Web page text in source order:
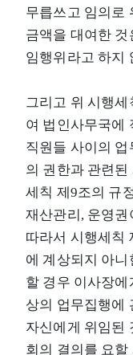
무릅쓰고 임의로
금액을 대여한 것
임행위라고 하지
그리고 위 시행
여 법인사무국에
직원들 사이의 업
의 권한과 관련된
세칙 제9조의 규
재산관리, 운영권
따라서 시행세칙
에 계상되지 아
할 경우 이사장
상의 업무집행에
자신에게 위임된
회의 결의를 요할